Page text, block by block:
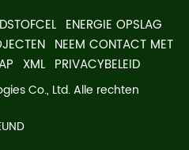
ENERGIE OPSLAG
NEEM CONTACT MET
XML PRIVACYBELEID
Co., Ltd. Alle rechten